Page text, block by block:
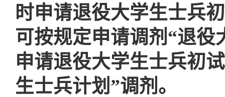
时申请退役大学生士兵
可按规定申请调剂“退役
申请退役大学生士兵初
生士兵计划”调剂。